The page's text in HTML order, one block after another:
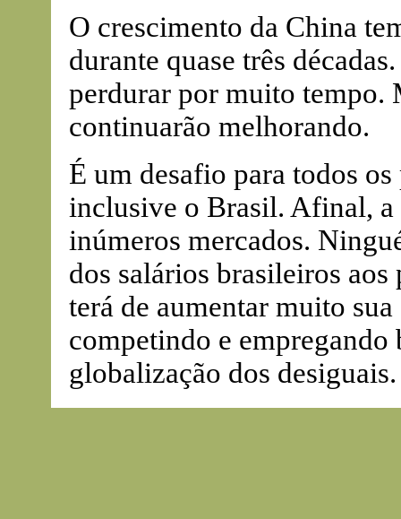
O crescimento da China
durante quase três
perdurar por muito tempo.
continuarão melhorando.
É um desafio para todos
inclusive o Brasil. Afinal,
inúmeros mercados.
dos salários brasileiros
terá de aumentar muito
competindo e
globalização dos desiguais.